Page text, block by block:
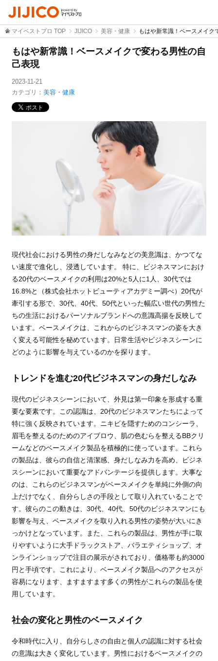
マイベストプロ TOP JIJICO 美容・健康 もはや新常識！ベースメイク
もはや新常識！ベースメイクで変わる男性の自
己表現
2023-11-21
カテゴリ： 美容・健康
現代社会における男性の身だしなみなどの美意識は、かつてな
い速度で進化し、浸透しています。 特に、ビジネスマンにおけ
る20代のベースメイクの利用は20%と5人に1人、30代では
16.8%と（株式会社ホットビューティアカデミー調べ）20代が
牽引する形で、30代、40代、50代といった幅広い世代の男性た
ちの生活におけるパーソナルブランドへの意識高揚を反映して
います。ベースメイクは、これからのビジネスマンの姿を大き
く変える可能性を秘めています。日常生活やビジネスシーンに
どのように影響を与えているのかを探ります。
トレンドを進む20代ビジネスマンの身だしなみ
現代のビジネスシーンにおいて、外見は第一印象を形成する重
要な要素です。この認識は、20代のビジネスマンたちによって
特に強く反映されています。ニキビを隠すためのコンシーラ、
眉毛を整えるのためのアイブロウ、肌の色むらを整えるBBクリ
ームなどのベースメイク製品を積極的に使っています。これら
の製品は、彼らの自信と清潔感、身だしなみ力を高め、ビジネ
スシーンにおいて重要なアドバンテージを提供します。大事な
のは、これらのビジネスマンがベースメイクを単純に外側の向
上だけでなく、自分らしさの手段として取り入れていることで
す。彼らのこの動きは、30代、40代、50代のビジネスマンにも
影響を与え、ベースメイクを取り入れる男性の姿勢が大いにき
っかけとなっています。また、これらの製品は、男性が手に取
りやすいように大手ドラックストア、バラエティショップ、オ
ンラインショップで注目の展示がされており、価格帯も約3000
円と手頃です。これにより、ベースメイク製品へのアクセスが
容易になります、ますますます多くの男性がこれらの製品を使
用しています。
社会の変化と男性のベースメイク
令和時代に入り、自分らしさの自由と個人の認識に対する社会
の意識は大きく変化しています。男性におけるベースメイクの